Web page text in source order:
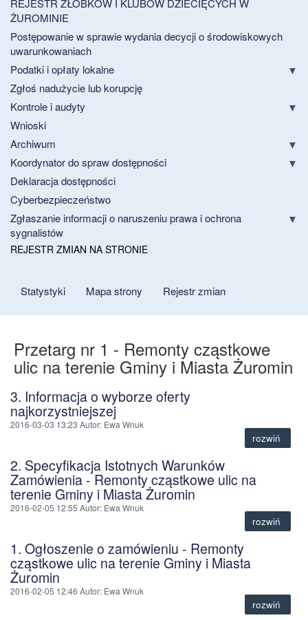
ŻUROMINIE
Postępowanie w sprawie wydania decycji o środowiskowych
uwarunkowaniach
Podatki i opłaty lokalne
Zgłoś nadużycie lub korupcję
Kontrole i audyty
Wnioski
Archiwum
Koordynator do spraw dostępności
Deklaracja dostępności
Cyberbezpieczeństwo
Zgłaszanie informacji o naruszeniu prawa i ochrona
sygnalistów
REJESTR ZMIAN NA STRONIE
Statystyki Mapa strony Rejestr zmian
Przetarg nr 1 - Remonty cząstkowe
ulic na terenie Gminy i Miasta Żuromin
3. Informacja o wyborze oferty
najkorzystniejszej
2016-03-03 13:23 Autor: Ewa Wnuk
rozwiń
2. Specyfikacja Istotnych Warunków
Zamówienia - Remonty cząstkowe ulic na
terenie Gminy i Miasta Żuromin
2016-02-05 12:55 Autor: Ewa Wnuk
rozwiń
1. Ogłoszenie o zamówieniu - Remonty
cząstkowe ulic na terenie Gminy i Miasta
Żuromin
2016-02-05 12:46 Autor: Ewa Wnuk
rozwiń